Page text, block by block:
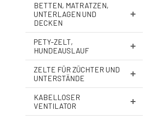
BETTEN, MATRATZEN,
UNTERLAGEN UND
DECKEN
PETY-ZELT,
HUNDEAUSLAUF
ZELTE FÜR ZÜCHTER UND
UNTERSTÄNDE
KABELLOSER
VENTILATOR